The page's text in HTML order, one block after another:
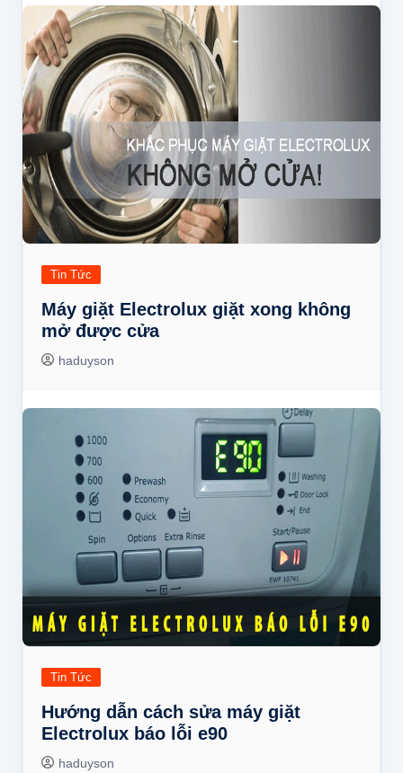
Tin Tức
Máy giặt Electrolux giặt xong không
mở được cửa
haduyson
Tin Tức
Hướng dẫn cách sửa máy giặt
Electrolux báo lỗi e90
haduyson